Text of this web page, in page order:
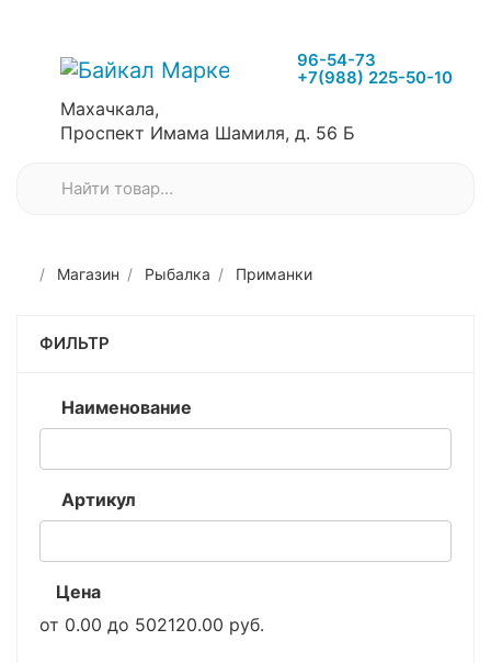
96-54-73
+7(988) 225-50-10
Махачкала,
Проспект Имама Шамиля, д. 56 Б
Магазин Рыбалка Приманки
ФИЛЬТР
Наименование
Артикул
Цена
от 0.00 до 502120.00 руб.